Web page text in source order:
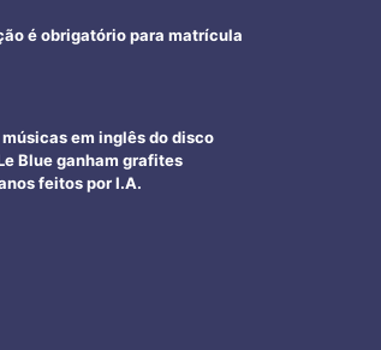
é obrigatório para matrícula
em inglês do disco
Blue ganham grafites
feitos por I.A.